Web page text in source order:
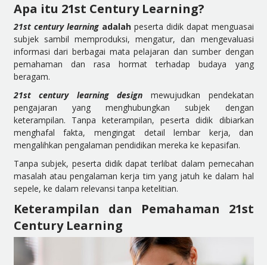
Apa itu 21st Century Learning?
21st century learningadalahpeserta didik dapat menguasai
subjek sambil memproduksi, mengatur, dan mengevaluasi
informasi dari berbagai mata pelajaran dan sumber dengan
pemahaman dan rasa hormat terhadap budaya yang
beragam.
21st century learning design mewujudkan pendekatan
pengajaran yang menghubungkan subjek dengan
keterampilan. Tanpa keterampilan, peserta didik dibiarkan
menghafal fakta, mengingat detail lembar kerja, dan
mengalihkan pengalaman pendidikan mereka ke kepasifan.
Tanpa subjek, peserta didik dapat terlibat dalam pemecahan
masalah atau pengalaman kerja tim yang jatuh ke dalam hal
sepele, ke dalam relevansi tanpa ketelitian.
Keterampilan dan Pemahaman 21st
Century Learning